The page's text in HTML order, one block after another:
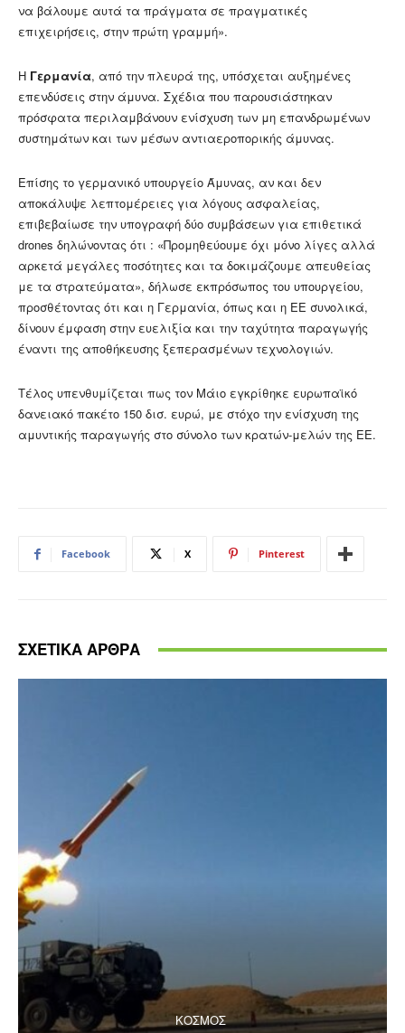
να βάλουμε αυτά τα πράγματα σε πραγματικές
επιχειρήσεις, στην πρώτη γραμμή».
Η Γερμανία, από την πλευρά της, υπόσχεται αυξημένες
επενδύσεις στην άμυνα. Σχέδια που παρουσιάστηκαν
πρόσφατα περιλαμβάνουν ενίσχυση των μη επανδρωμένων
συστημάτων και των μέσων αντιαεροπορικής άμυνας.
Επίσης το γερμανικό υπουργείο Άμυνας, αν και δεν
αποκάλυψε λεπτομέρειες για λόγους ασφαλείας,
επιβεβαίωσε την υπογραφή δύο συμβάσεων για επιθετικά
drones δηλώνοντας ότι : «Προμηθεύουμε όχι μόνο λίγες αλλά
αρκετά μεγάλες ποσότητες και τα δοκιμάζουμε απευθείας
με τα στρατεύματα», δήλωσε εκπρόσωπος του υπουργείου,
προσθέτοντας ότι και η Γερμανία, όπως και η ΕΕ συνολικά,
δίνουν έμφαση στην ευελιξία και την ταχύτητα παραγωγής
έναντι της αποθήκευσης ξεπερασμένων τεχνολογιών.
Τέλος υπενθυμίζεται πως τον Μάιο εγκρίθηκε ευρωπαϊκό
δανειακό πακέτο 150 δισ. ευρώ, με στόχο την ενίσχυση της
αμυντικής παραγωγής στο σύνολο των κρατών-μελών της ΕΕ.
Facebook X Pinterest
ΣΧΕΤΙΚΑ ΑΡΘΡΑ
ΚΟΣΜΟΣ